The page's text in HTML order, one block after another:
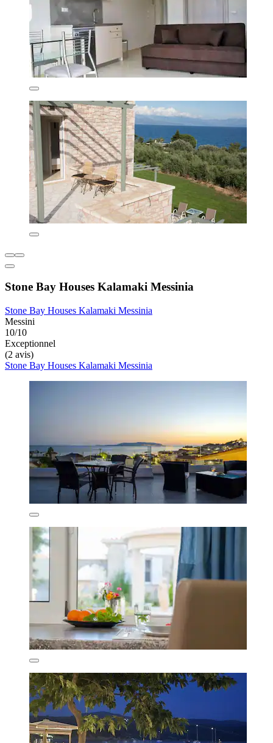
Stone Bay Houses Kalamaki Messinia
Stone Bay Houses Kalamaki Messinia
Messini
10/10
Exceptionnel
(2 avis)
Stone Bay Houses Kalamaki Messinia